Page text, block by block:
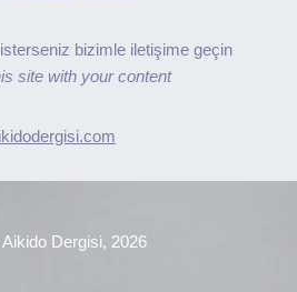
bizimle iletişime geçin
site with your content
Dergisi, 2026